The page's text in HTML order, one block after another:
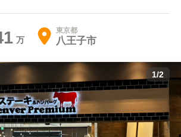
東京都
八王子市
1/2